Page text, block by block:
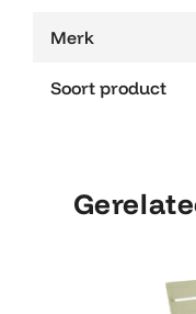
Merk
Soort product